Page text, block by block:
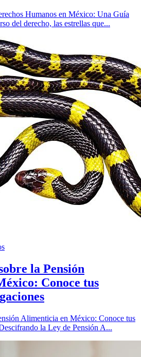
Humanos en México: Una Guía
del derecho, las estrellas que...
la Pensión
Conoce tus
Alimenticia en México: Conoce tus
la Ley de Pensión A...